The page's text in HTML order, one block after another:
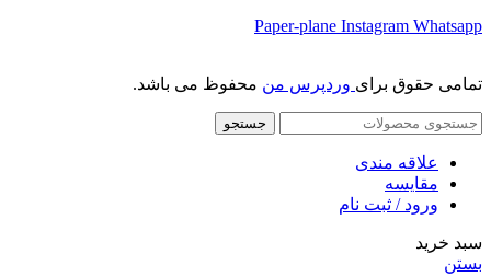
Paper-plane Instagram Whatsapp
تمامی حقوق برای وردپرس من محفوظ می باشد.
جستجو
علاقه مندی
مقایسه
ورود / ثبت نام
سبد خرید
بستن